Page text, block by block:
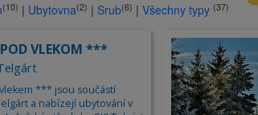
(10) | Ubytovna(2) | Srub(6) | Všechny typy (37)
VLEKOM ***
*** jsou součástí
a nabízejí ubytování v